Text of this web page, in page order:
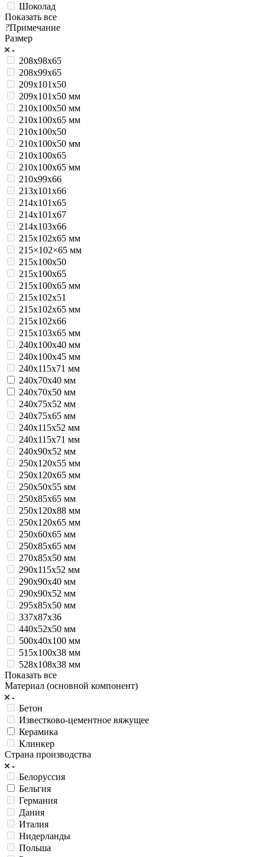
Шоколад
Показать все
?Примечание
Размер
208х98х65
208х99х65
209х101х50
209х101х50 мм
210x100x50 мм
210x100x65 мм
210х100х50
210х100х50 мм
210х100х65
210х100х65 мм
210х99х66
213х101х66
214х101х65
214х101х67
214х103х66
215x102x65 мм
215×102×65 мм
215х100х50
215х100х65
215х100х65 мм
215х102х51
215х102х65 мм
215х102х66
215х103х65 мм
240x100x40 мм
240x100x45 мм
240x115x71 мм
240x70x40 мм
240x70x50 мм
240x75x52 мм
240x75x65 мм
240х115х52 мм
240х115х71 мм
240х90х52 мм
250x120x55 мм
250x120x65 мм
250x50x55 мм
250x85x65 мм
250х120x88 мм
250х120х65 мм
250х60х65 мм
250х85х65 мм
270х85х50 мм
290х115х52 мм
290х90х40 мм
290х90х52 мм
295х85х50 мм
337х87х36
440x52x50 мм
500х40х100 мм
515x100x38 мм
528x108x38 мм
Показать все
Материал (основной компонент)
Бетон
Известково-цементное вяжущее
Керамика
Клинкер
Страна производства
Белоруссия
Бельгия
Германия
Дания
Италия
Нидерланды
Польша